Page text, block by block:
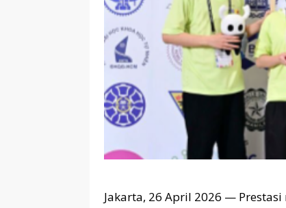
Jakarta, 26 April 2026 —